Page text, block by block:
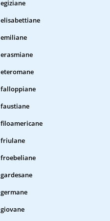
egiziane
elisabettiane
emiliane
erasmiane
eteromane
falloppiane
faustiane
filoamericane
friulane
froebeliane
gardesane
germane
giovane